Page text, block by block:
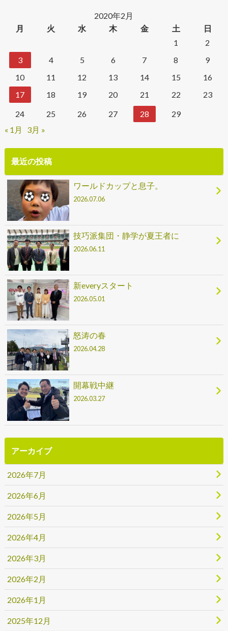
2020年2月
月
火 水 木 金 土
日
1
2
3
4 5 6 7 8
9
10
11 12 13 14 15
16
17
18 19 20 21 22
23
24
25 26 27 28
29
« 1月
3月 »
最近の投稿
ワールドカップと息子。
2026.07.06
技巧派集団・静学が夏王者に
2026.06.11
新everyスタート
2026.05.01
怒涛の春
2026.04.28
開幕戦中継
2026.03.27
アーカイブ
2026年7月
2026年6月
2026年5月
2026年4月
2026年3月
2026年2月
2026年1月
2025年12月